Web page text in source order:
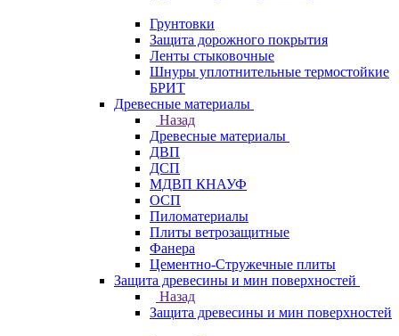
Грунтовки
Защита дорожного покрытия
Ленты стыковочные
Шнуры уплотнительные термостойкие
БРИТ
Древесные материалы
Назад
Древесные материалы
ДВП
ДСП
МДВП КНАУФ
ОСП
Пиломатериалы
Плиты ветрозащитные
Фанера
Цементно-Стружечные плиты
Защита древесины и мин поверхностей
Назад
Защита древесины и мин поверхностей